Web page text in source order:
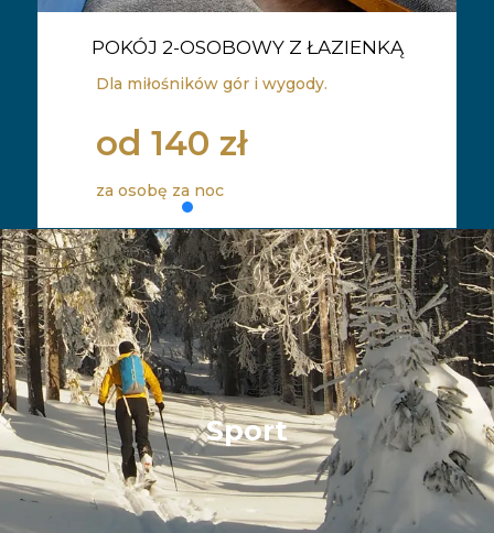
POKÓJ 3-OSOBOWY Z ŁAZIENKĄ
Dla par lub rodziców z dzieckiem
od 140 zł
za osobę za noc
Sport